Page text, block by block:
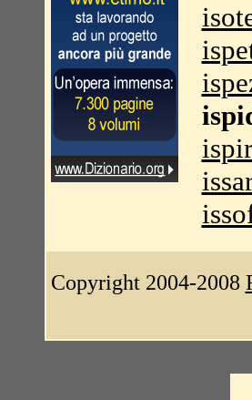
Copyright 2004-2008